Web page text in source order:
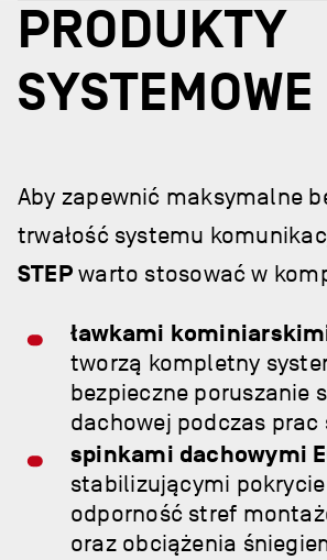
PRODUKTY
SYSTEMOWE
Aby zapewnić maksymalne
trwałość systemu
STEPwarto stosować w
ławkami
tworzą kompletny
bezpieczne poruszanie
dachowej podczas prac
spinkami dachowymi
stabilizującymi
odporność stref
oraz obciążenia